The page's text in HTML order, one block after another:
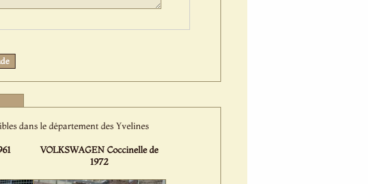
dans le département des Yvelines
VOLKSWAGEN Coccinelle de
1972